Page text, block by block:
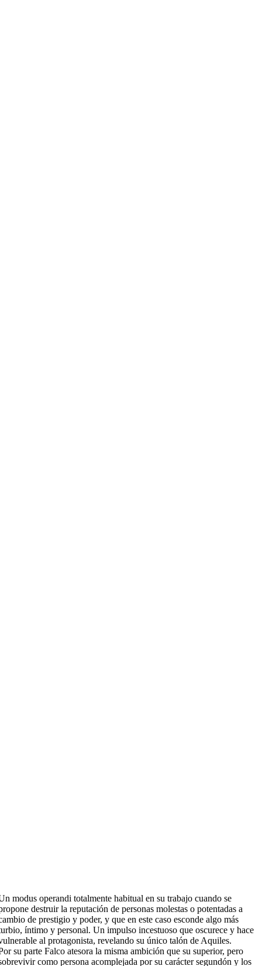
modus operandi totalmente habitual en su trabajo cuando se
destruir la reputación de personas molestas o potentadas a
de prestigio y poder, y que en este caso esconde algo más
íntimo y personal. Un impulso incestuoso que oscurece y hace
al protagonista, revelando su único talón de Aquiles.
su parte Falco atesora la misma ambición que su superior, pero
como persona acomplejada por su carácter segundón y los